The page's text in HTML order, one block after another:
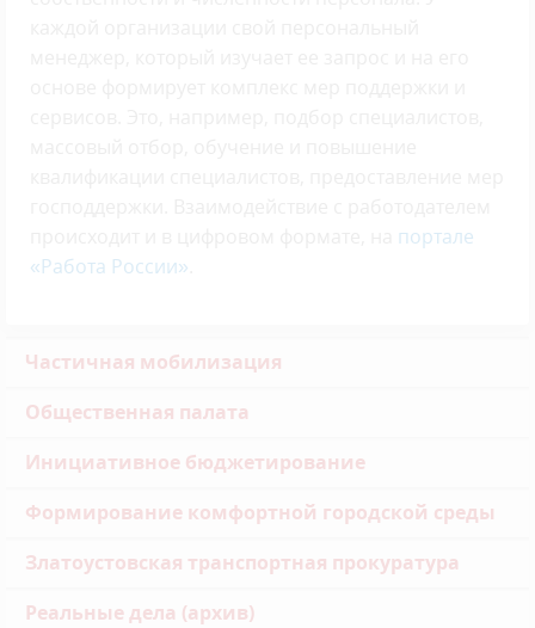
портале
«Работа России»
Частичная мобилизация
Общественная палата
Инициативное бюджетирование
Формирование комфортной городской среды
Златоустовская транспортная прокуратура
Реальные дела (архив)